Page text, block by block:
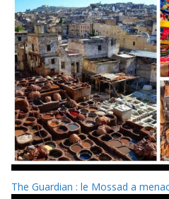
The Guardian : le Mossad a